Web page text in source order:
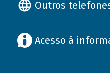
Outros
Acesso à